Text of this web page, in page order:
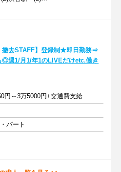
撤去STAFF】登録制★即日勤務⇒
◎週1/月1/年1のLIVEだけetc.働き
円～3万5000円+交通費支給
パート